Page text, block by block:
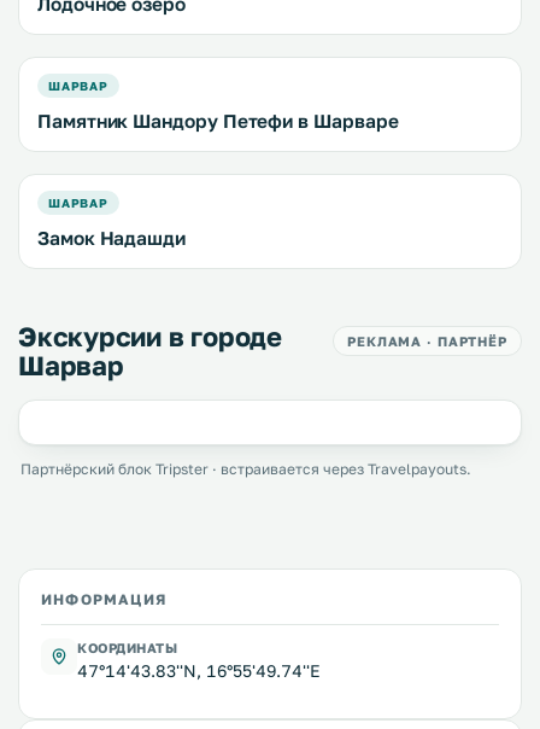
ШАРВАР
Памятник Шандору Петефи в Шарваре
ШАРВАР
Замок Надашди
Экскурсии в городе
Шарвар
РЕКЛАМА · ПАРТНЁР
Партнёрский блок Tripster · встраивается через Travelpayouts.
ИНФОРМАЦИЯ
КООРДИНАТЫ
47°14'43.83''N, 16°55'49.74''E